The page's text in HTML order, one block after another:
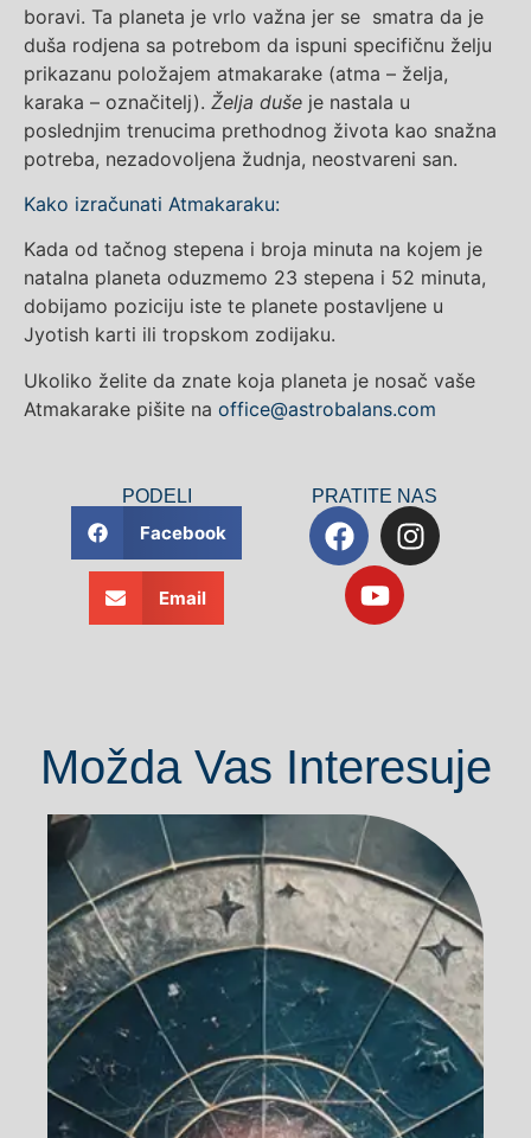
boravi. Ta planeta je vrlo važna jer se smatra da je
duša rodjena sa potrebom da ispuni specifičnu želju
prikazanu položajem atmakarake (atma – želja,
karaka – označitelj). Želja duše je nastala u
poslednjim trenucima prethodnog života kao snažna
potreba, nezadovoljena žudnja, neostvareni san.
Kako izračunati Atmakaraku:
Kada od tačnog stepena i broja minuta na kojem je
natalna planeta oduzmemo 23 stepena i 52 minuta,
dobijamo poziciju iste te planete postavljene u
Jyotish karti ili tropskom zodijaku.
Ukoliko želite da znate koja planeta je nosač vaše
Atmakarake pišite na office@astrobalans.com
PODELI
Facebook
Email
PRATITE NAS
Možda Vas Interesuje